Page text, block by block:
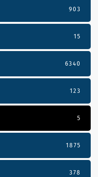
903
15
6340
123
5
1875
378